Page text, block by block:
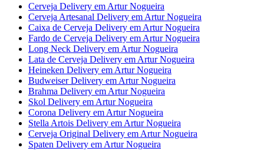
Cerveja Delivery em Artur Nogueira
Cerveja Artesanal Delivery em Artur Nogueira
Caixa de Cerveja Delivery em Artur Nogueira
Fardo de Cerveja Delivery em Artur Nogueira
Long Neck Delivery em Artur Nogueira
Lata de Cerveja Delivery em Artur Nogueira
Heineken Delivery em Artur Nogueira
Budweiser Delivery em Artur Nogueira
Brahma Delivery em Artur Nogueira
Skol Delivery em Artur Nogueira
Corona Delivery em Artur Nogueira
Stella Artois Delivery em Artur Nogueira
Cerveja Original Delivery em Artur Nogueira
Spaten Delivery em Artur Nogueira